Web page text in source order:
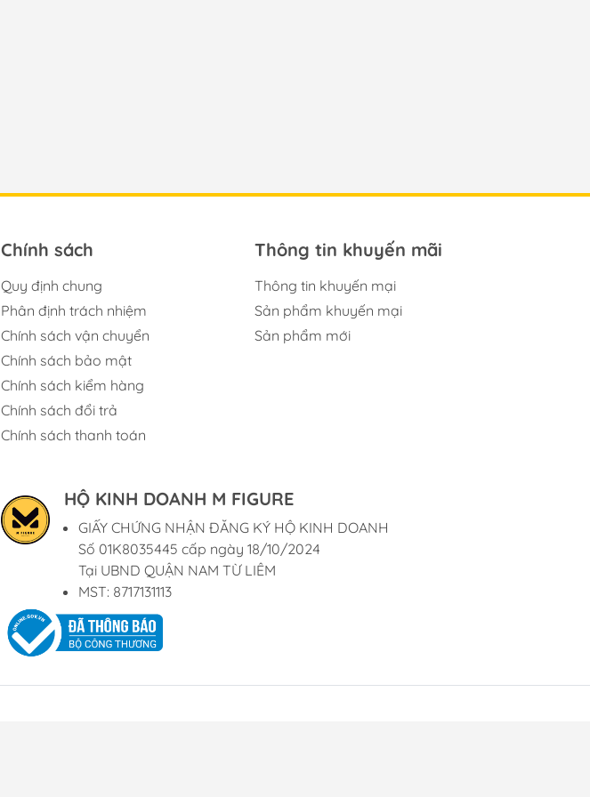
Chính sách
Quy định chung
Phân định trách nhiệm
Chính sách vận chuyển
Chính sách bảo mật
Chính sách kiểm hàng
Chính sách đổi trả
Chính sách thanh toán
Thông tin khuyến mãi
Thông tin khuyến mại
Sản phẩm khuyến mại
Sản phẩm mới
HỘ KINH DOANH M FIGURE
GIẤY CHỨNG NHẬN ĐĂNG KÝ HỘ KINH DOANH
Số 01K8035445 cấp ngày 18/10/2024
Tại UBND QUẬN NAM TỪ LIÊM
MST: 8717131113